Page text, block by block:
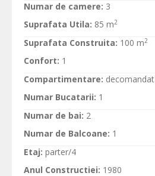
Numar de camere: 3
Suprafata Utila: 85 m2
Suprafata Construita: 100 m2
Confort: 1
Compartimentare: decomandat
Numar Bucatarii: 1
Numar de bai: 2
Numar de Balcoane: 1
Etaj: parter/4
Anul Constructiei: 1980